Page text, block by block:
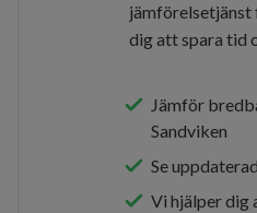
jämförelsetjänst
dig att spara tid
Jämför
Sandviken
Se
Vi hjälper dig